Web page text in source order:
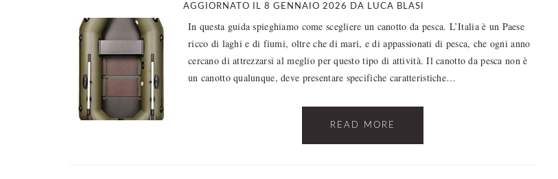
AGGIORNATO IL 8 GENNAIO 2026 DA LUCA BLASI
In questa guida spieghiamo come scegliere un canotto da pesca. L’Italia è un Paese
ricco di laghi e di fiumi, oltre che di mari, e di appassionati di pesca, che ogni anno
cercano di attrezzarsi al meglio per questo tipo di attività. Il canotto da pesca non è
un canotto qualunque, deve presentare specifiche caratteristiche…
READ MORE